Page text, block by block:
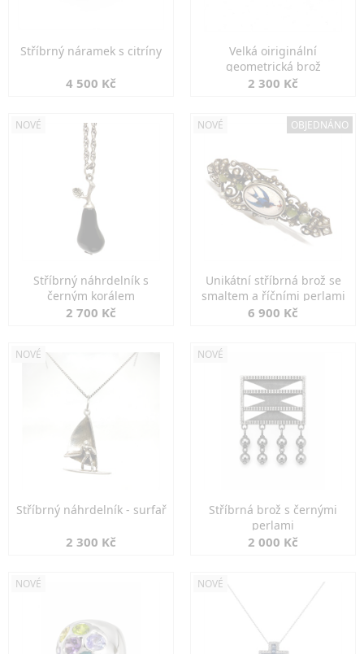
Stříbrný náramek s citríny
4 500 Kč
Velká oiriginální
geometrická brož
2 300 Kč
NOVÉ
Stříbrný náhrdelník s
černým korálem
2 700 Kč
NOVÉ OBJEDNÁNO
Unikátní stříbrná brož se
smaltem a říčními perlami
6 900 Kč
NOVÉ
Stříbrný náhrdelník - surfař
2 300 Kč
NOVÉ
Stříbrná brož s černými
perlami
2 000 Kč
NOVÉ NOVÉ